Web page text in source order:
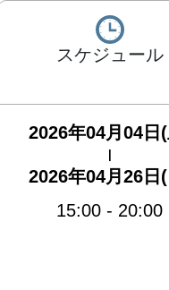
スケジュール
2026年04月04日
2026年04月26日
15:00 - 20:00